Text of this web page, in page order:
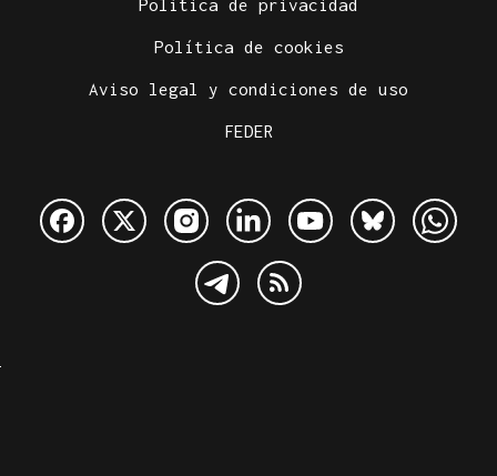
Política de privacidad
Política de cookies
Aviso legal y condiciones de uso
FEDER